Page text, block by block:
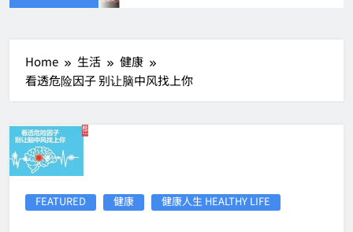
Home 生活
健康
看透危险因子 别让脑中风找上你
FEATURED 健康 健康人生 HEALTHY LIFE